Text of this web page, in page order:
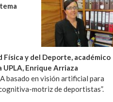
Física y del Deporte, académico
UPLA, Enrique Arriaza
basado en visión artificial para
motriz de deportistas”.